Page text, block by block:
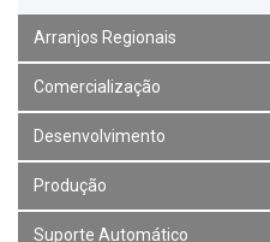
Arranjos Regionais
Comercialização
Desenvolvimento
Produção
Suporte Automático